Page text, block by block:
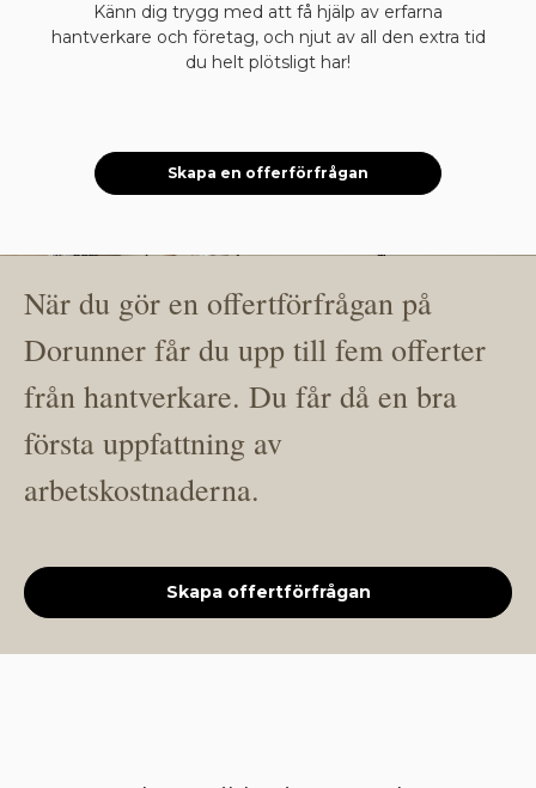
Känn dig trygg med att få hjälp av erfarna
hantverkare och företag, och njut av all den extra tid
du helt plötsligt har!
Skapa en offerförfrågan
När du gör en offertförfrågan på
Dorunner får du upp till fem offerter
från hantverkare. Du får då en bra
första uppfattning av
arbetskostnaderna.
Skapa offertförfrågan